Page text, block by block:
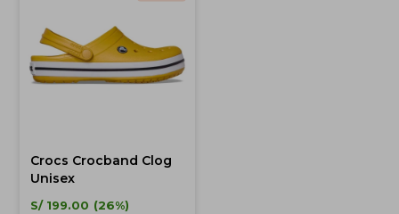
Crocs Crocband Clog
Unisex
S/ 199.00
26